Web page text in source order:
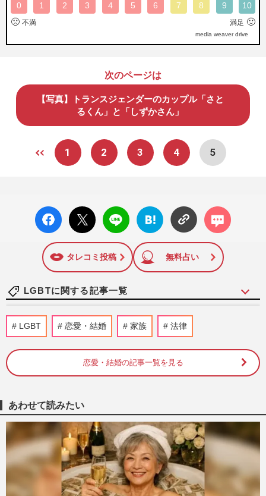
0 1 2 3 4 5 6 7 8 9 10
🙁 不満 満足 🙂
media weaver drive
次のページは
【写真】トランスジェンダーのカップル「さと
るくん」と「しずかさん」
1 2 3 4 5
facebo
ok い
X ポス
ト
LINE
はてな
ブック
に追加
コメン
ト
タレコミ投稿 無料占い
LGBTに関する記事一覧
はるな愛が語るNetflix映画『This is I』の
裏側、藤原紀香は「どんな些細なお役でも
週刊女性2026年4月28日・5月5日号 2026/4/25
ド』とキリン「一番搾り」がコラボ、担当
者が語る戦略とファンからの…
週刊女性PRIME
双子タレントの弟・深海、両親の育児放棄
や児童相談所からの脱走…壮絶な過去を乗
り越えて選んだ『国際同性…
LGBT 恋愛・結婚 家族 法律
恋愛・結婚の記事一覧を見る
あわせて読みたい